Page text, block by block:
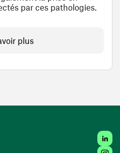
par ces pathologies.
plus